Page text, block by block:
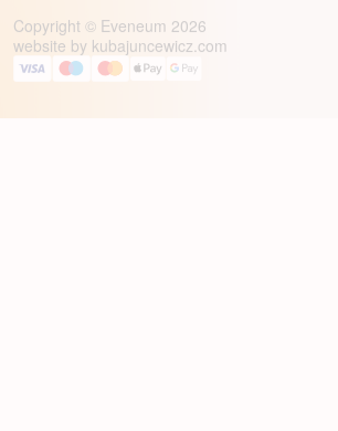
Copyright © Eveneum 2026
website by kubajuncewicz.com